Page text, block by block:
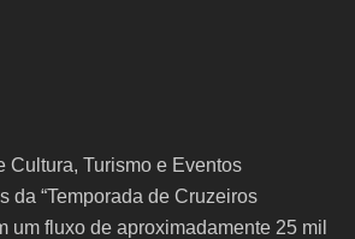
Cultura, Turismo e Eventos
da “Temporada de Cruzeiros
um fluxo de aproximadamente 25 mil